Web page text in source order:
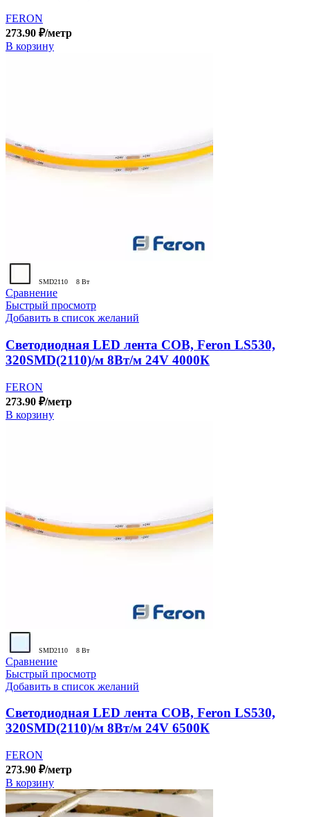
FERON
273.90 ₽/метр
В корзину
SMD2110 8 Вт
Сравнение
Быстрый просмотр
Добавить в список желаний
Светодиодная LED лента COB, Feron LS530,
320SMD(2110)/м 8Вт/м 24V 4000К
FERON
273.90 ₽/метр
В корзину
SMD2110 8 Вт
Сравнение
Быстрый просмотр
Добавить в список желаний
Светодиодная LED лента COB, Feron LS530,
320SMD(2110)/м 8Вт/м 24V 6500К
FERON
273.90 ₽/метр
В корзину